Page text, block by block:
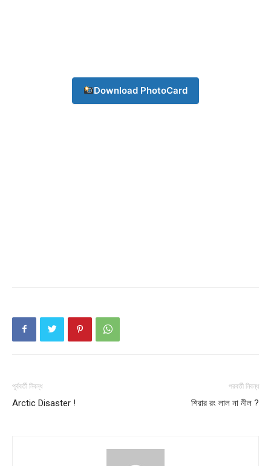
Download PhotoCard
পূর্ববর্তী নিবন্ধ
Arctic Disaster !
পরবর্তী নিবন্ধ
শিরার রং লাল না নীল ?